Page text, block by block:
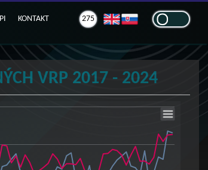
KONTAKT 275
VRP 2017 - 2024